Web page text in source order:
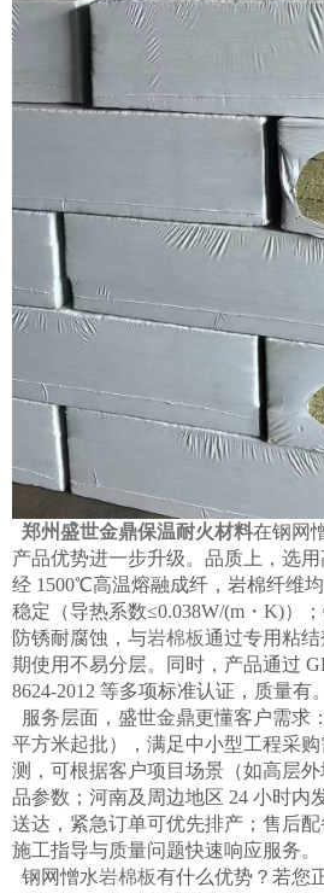
郑州盛世金鼎保温耐火材料在钢网
产品优势进一步升级。品质上，选用
经 1500℃高温熔融成纤，岩棉纤维
稳定（导热系数≤0.038W/(m・K)）
防锈耐腐蚀，与岩棉板通过专用粘
期使用不易分层。同时，产品通过
8624-2012 等多项标准认证，质量有。​
服务层面，盛世金鼎更懂客户需求
平方米起批），满足中小型工程采
测，可根据客户项目场景（如高层
品参数；河南及周边地区 24 小时内
送达，紧急订单可优先排产；售后
施工指导与质量问题快速响应服务。​
钢网憎水岩棉板有什么优势？若您